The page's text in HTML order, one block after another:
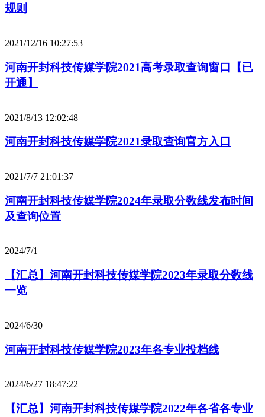
规则
2021/12/16 10:27:53
河南开封科技传媒学院2021高考录取查询窗口【已
开通】
2021/8/13 12:02:48
河南开封科技传媒学院2021录取查询官方入口
2021/7/7 21:01:37
河南开封科技传媒学院2024年录取分数线发布时间
及查询位置
2024/7/1
【汇总】河南开封科技传媒学院2023年录取分数线
一览
2024/6/30
河南开封科技传媒学院2023年各专业投档线
2024/6/27 18:47:22
【汇总】河南开封科技传媒学院2022年各省各专业